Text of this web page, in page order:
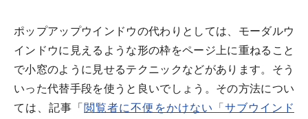
ポップアップウインドウの代わりとしては、モーダルウ
インドウに見えるような形の枠をページ上に重ねること
で小窓のように見せるテクニックなどがあります。そう
いった代替手段を使うと良いでしょう。その方法につい
ては、記事「閲覧者に不便をかけない「サブウインド